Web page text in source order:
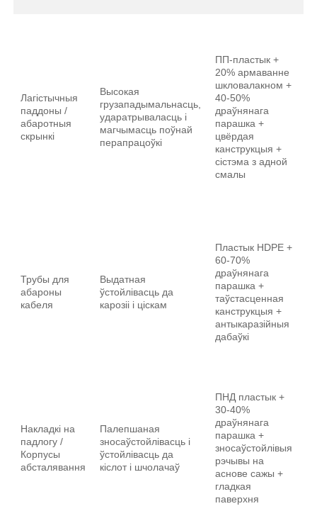
Лагістычныя
паддоны /
абаротныя
скрынкі
Высокая
грузападымальнасць,
ударатрываласць і
магчымасць поўнай
перапрацоўкі
ПП-пластык +
20% армаванне
шкловалакном +
40-50%
драўнянага
парашка +
цвёрдая
канструкцыя +
сістэма з адной
смалы
Трубы для
абароны
кабеля
Выдатная
ўстойлівасць да
карозіі і ціскам
Пластык HDPE +
60-70%
драўнянага
парашка +
таўстасценная
канструкцыя +
антыкаразійныя
дабаўкі
Накладкі на
падлогу /
Корпусы
абсталявання
Палепшаная
зносаўстойлівасць і
ўстойлівасць да
кіслот і шчолачаў
ПНД пластык +
30-40%
драўнянага
парашка +
зносаўстойлівыя
рэчывы на
аснове сажы +
гладкая
паверхня